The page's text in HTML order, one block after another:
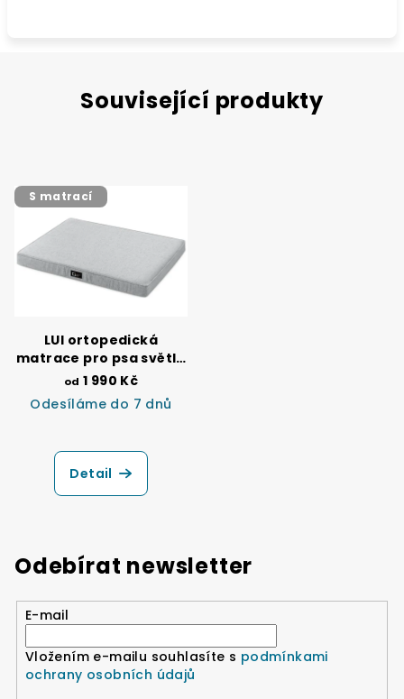
Související produkty
S matrací
LUI ortopedická
matrace pro psa světle
šedá
od 1 990 Kč
Odesíláme do 7 dnů
hodnocení
produktu
hvězdiček.
Detail
Odebírat newsletter
E-mail
Vložením e-mailu souhlasíte s podmínkami
ochrany osobních údajů